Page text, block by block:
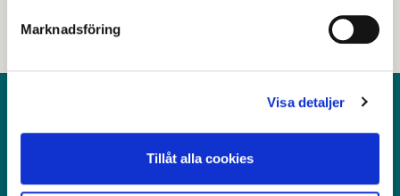
Marknadsföring
Visa detaljer
Tillåt alla cookies
Postadress: Avesta kommun, 774 81 Avesta
Besöksadress: Kungsgatan 18, Avesta